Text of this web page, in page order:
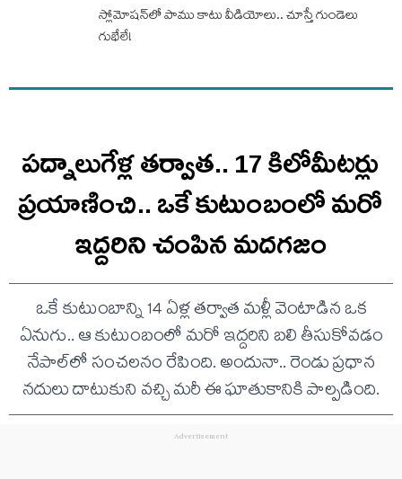
స్లోమోషన్‌లో పాము కాటు వీడియోలు.. చూస్తే గుండెలు
గుభేలే!
పద్నాలుగేళ్ల తర్వాత.. 17 కిలోమీటర్లు
ప్రయాణించి.. ఒకే కుటుంబంలో మరో
ఇద్దరిని చంపిన మదగజం
ఒకే కుటుంబాన్ని 14 ఏళ్ల తర్వాత మళ్లీ వెంటాడిన ఒక
ఏనుగు.. ఆ కుటుంబంలో మరో ఇద్దరిని బలి తీసుకోవడం
నేపాల్‌లో సంచలనం రేపింది. అందునా.. రెండు ప్రధాన
నదులు దాటుకుని వచ్చి మరీ ఈ ఘాతుకానికి పాల్పడింది.